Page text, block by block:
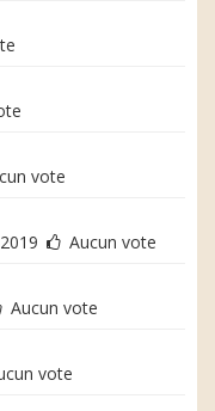
vote
2019
Aucun vote
Aucun vote
vote